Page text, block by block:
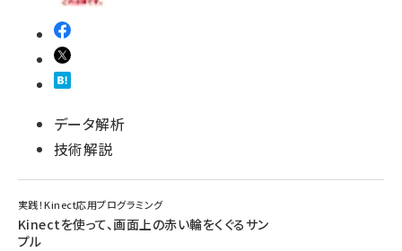
データ解析
技術解説
実践！Kinect応用プログラミング
Kinectを使って、画面上の赤い輪をくぐるサン
プル